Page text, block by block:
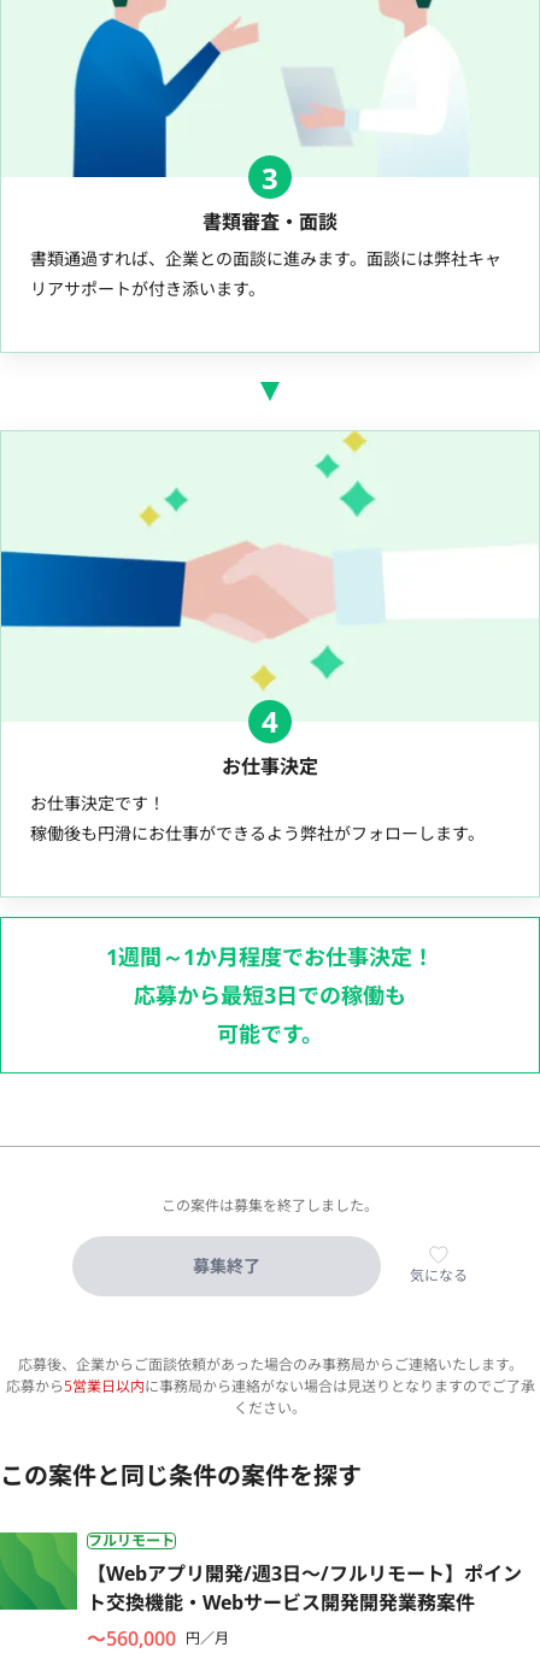
3
書類審査・面談
書類通過すれば、企業との面談に進みます。面談には弊社キャ
リアサポートが付き添います。
4
お仕事決定
お仕事決定です！
稼働後も円滑にお仕事ができるよう弊社がフォローします。
1週間～1か月程度でお仕事決定！
応募から最短3日での稼働も
可能です。
この案件は募集を終了しました。
募集終了 気になる
応募後、企業からご面談依頼があった場合のみ事務局からご連絡いたします。
応募から5営業日以内に事務局から連絡がない場合は見送りとなりますのでご了承
ください。
この案件と同じ条件の案件を探す
フルリモート
【Webアプリ開発/週3日〜/フルリモート】ポイン
ト交換機能・Webサービス開発開発業務案件
〜560,000 円／月